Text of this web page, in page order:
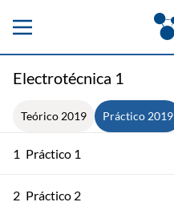
Electrotécnica 1
Teórico 2019 Práctico 2019
1 Práctico 1
2 Práctico 2